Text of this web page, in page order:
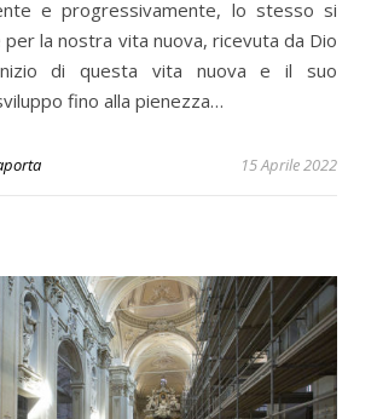
e progressivamente, lo stesso si
per la nostra vita nuova, ricevuta da Dio
di questa vita nuova e il suo
fino alla pienezza…
15 Aprile 2022